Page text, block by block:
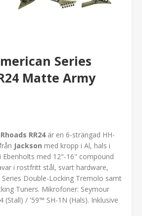
Series
Matte Army
RR24är en 6-strängad HH-
Jackson med kropp i Al, hals i
Ebenholts med 12"-16" compound
i rostfritt stål, svart hardware,
Double-Locking Tremolo samt
Tuners. Mikrofoner: Seymour
(Stall) / '59™ SH-1N (Hals). Inklusive